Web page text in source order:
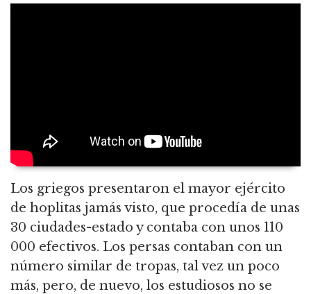
Los griegos presentaron el mayor ejército
de hoplitas jamás visto, que procedía de unas
30 ciudades-estado y contaba con unos 110
000 efectivos. Los persas contaban con un
número similar de tropas, tal vez un poco
más, pero, de nuevo, los estudiosos no se